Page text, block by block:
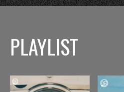
PLAYLIST